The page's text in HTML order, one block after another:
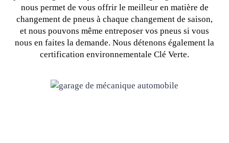
nous permet de vous offrir le meilleur en matière de
changement de pneus à chaque changement de saison,
et nous pouvons même entreposer vos pneus si vous
nous en faites la demande. Nous détenons également la
certification environnementale Clé Verte.